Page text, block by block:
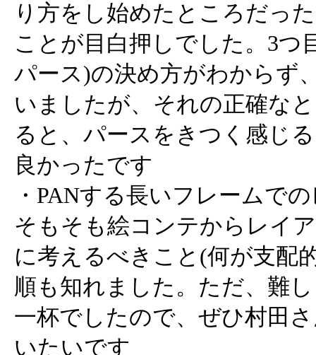
り方をし始めたところだっ
ことが目白押しでした。3つ
パース)の決め方がわからず
いましたが、それの正確な
ると、パースをきつく感じ
良かったです
・PANする長いフレームで
そもそも絵コンテからレイ
に考えるべきこと(何が支配
順も知れました。ただ、難
一杯でしたので、ぜひ村田
いたいです